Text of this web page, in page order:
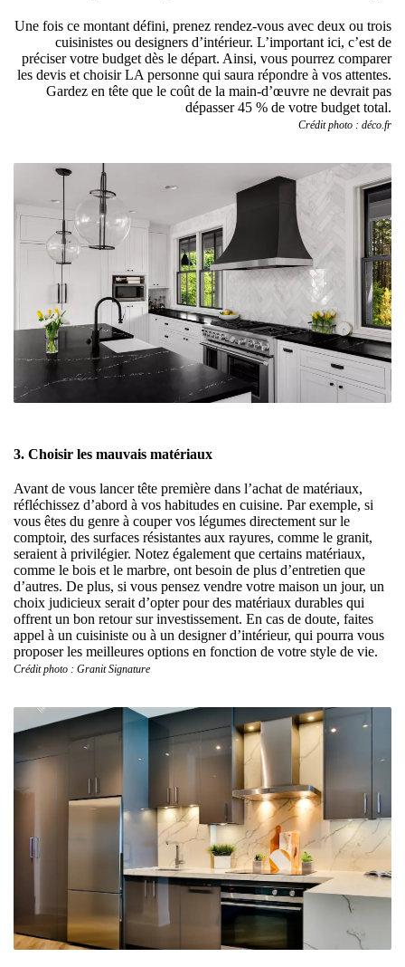
Une fois ce montant défini, prenez rendez-vous avec deux ou trois
cuisinistes ou designers d’intérieur. L’important ici, c’est de
préciser votre budget dès le départ. Ainsi, vous pourrez comparer
les devis et choisir LA personne qui saura répondre à vos attentes.
Gardez en tête que le coût de la main-d’œuvre ne devrait pas
dépasser 45 % de votre budget total.
Crédit photo : déco.fr
3. Choisir les mauvais matériaux
Avant de vous lancer tête première dans l’achat de matériaux,
réfléchissez d’abord à vos habitudes en cuisine. Par exemple, si
vous êtes du genre à couper vos légumes directement sur le
comptoir, des surfaces résistantes aux rayures, comme le granit,
seraient à privilégier. Notez également que certains matériaux,
comme le bois et le marbre, ont besoin de plus d’entretien que
d’autres. De plus, si vous pensez vendre votre maison un jour, un
choix judicieux serait d’opter pour des matériaux durables qui
offrent un bon retour sur investissement. En cas de doute, faites
appel à un cuisiniste ou à un designer d’intérieur, qui pourra vous
proposer les meilleures options en fonction de votre style de vie.
Crédit photo : Granit Signature